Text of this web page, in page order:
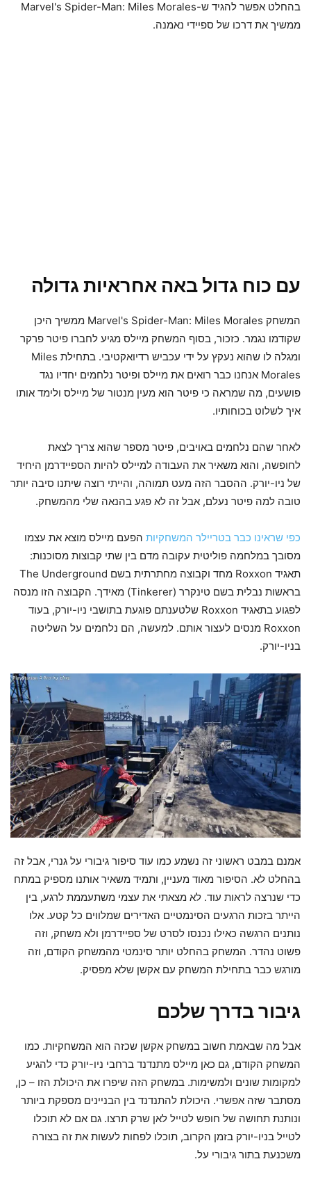
בהחלט אפשר להגיד ש-Marvel's Spider-Man: Miles Morales
ממשיך את דרכו של ספיידי נאמנה.
עם כוח גדול באה אחראיות גדולה
המשחק Marvel's Spider-Man: Miles Morales ממשיך היכן
שקודמו נגמר. כזכור, בסוף המשחק מיילס מגיע לחברו פיטר פרקר
ומגלה לו שהוא נעקץ על ידי עכביש רדיואקטיבי. בתחילת Miles
Morales אנחנו כבר רואים את מיילס ופיטר נלחמים יחדיו נגד
פושעים, מה שמראה כי פיטר הוא מעין מנטור של מיילס ולימד אותו
איך לשלוט בכוחותיו.
לאחר שהם נלחמים באויבים, פיטר מספר שהוא צריך לצאת
לחופשה, והוא משאיר את העבודה למיילס להיות הספיידרמן היחיד
של ניו-יורק. ההסבר הזה מעט תמוהה, והייתי רוצה שיתנו סיבה יותר
טובה למה פיטר נעלם, אבל זה לא פגע בהנאה שלי מהמשחק.
כפי שראינו כבר בטריילר המשחקיות הפעם מיילס מוצא את עצמו
מסובך במלחמה פוליטית עקובה מדם בין שתי קבוצות מסוכנות:
תאגיד Roxxon מחד וקבוצה מחתרתית בשם The Underground
בראשות נבלית בשם טינקרר (Tinkerer) מאידך. הקבוצה הזו מנסה
לפגוע בתאגיד Roxxon שלטענתם פוגעת בתושבי ניו-יורק, בעוד
Roxxon מנסים לעצור אותם. למעשה, הם נלחמים על השליטה
בניו-יורק.
אמנם במבט ראשוני זה נשמע כמו עוד סיפור גיבורי על גנרי, אבל זה
בהחלט לא. הסיפור מאוד מעניין, ותמיד משאיר אותנו מספיק במתח
כדי שנרצה לראות עוד. לא מצאתי את עצמי משתעממת לרגע, בין
הייתר בזכות הרגעים הסינמטיים האדירים שמלווים כל קטע. אלו
נותנים הרגשה כאילו נכנסו לסרט של ספיידרמן ולא משחק, וזה
פשוט נהדר. המשחק בהחלט יותר סינמטי מהמשחק הקודם, וזה
מורגש כבר בתחילת המשחק עם אקשן שלא מפסיק.
גיבור בדרך שלכם
אבל מה שבאמת חשוב במשחק אקשן שכזה הוא המשחקיות. כמו
המשחק הקודם, גם כאן מיילס מתנדנד ברחבי ניו-יורק כדי להגיע
למקומות שונים ולמשימות. במשחק הזה שיפרו את היכולת הזו – כן,
מסתבר שזה אפשרי. היכולת להתנדנד בין הבניינים מספקת ביותר
ונותנת תחושה של חופש לטייל לאן שרק תרצו. גם אם לא תוכלו
לטייל בניו-יורק בזמן הקרוב, תוכלו לפחות לעשות את זה בצורה
משכנעת בתור גיבורי על.